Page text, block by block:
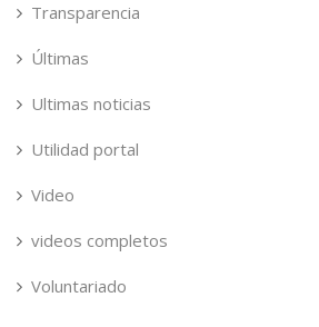
Transparencia
Últimas
Ultimas noticias
Utilidad portal
Video
videos completos
Voluntariado